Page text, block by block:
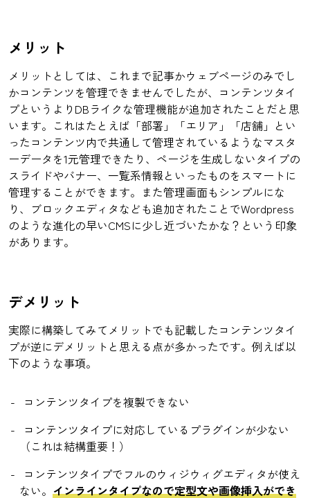
メリット
メリットとしては、これまで記事かウェブページのみでし
かコンテンツを管理できませんでしたが、コンテンツタイ
プというよりDBライクな管理機能が追加されたことだと思
います。これはたとえば「部署」「エリア」「店舗」とい
ったコンテンツ内で共通して管理されているようなマスタ
ーデータを1元管理できたり、ページを生成しないタイプの
スライドやバナー、一覧系情報といったものをスマートに
管理することができます。また管理画面もシンプルにな
り、ブロックエディタなども追加されたことでWordpress
のような進化の早いCMSに少し近づいたかな？という印象
があります。
デメリット
実際に構築してみてメリットでも記載したコンテンツタイ
プが逆にデメリットと思える点が多かったです。例えば以
下のような事項。
コンテンツタイプを複製できない
コンテンツタイプに対応しているプラグインが少ない
（これは結構重要！）
コンテンツタイプでフルのウィジウィグエディタが使え
ない。 インラインタイプなので定型文や画像挿入ができ